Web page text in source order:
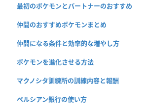
最初のポケモンとパートナーのおすすめ
仲間のおすすめポケモンまとめ
仲間になる条件と効率的な増やし方
ポケモンを進化させる方法
マクノシタ訓練所の訓練内容と報酬
ペルシアン銀行の使い方